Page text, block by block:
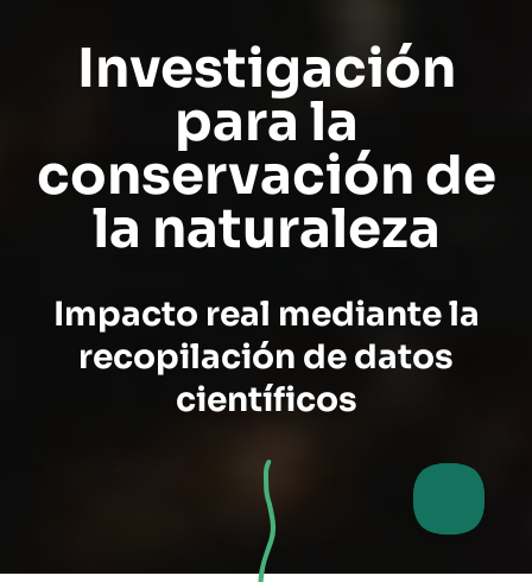
Investigación
para la
conservación de
la naturaleza
Impacto real mediante la
recopilación de datos
científicos